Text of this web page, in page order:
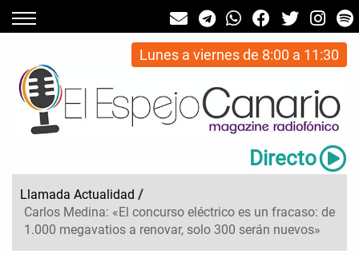
Lunes a viernes de 8:00 a 11:30
Directo
Llamada Actualidad /
Carlos Medina: «El concurso eléctrico es un fracaso: de
1.000 megavatios a renovar, solo 300 serán nuevos»